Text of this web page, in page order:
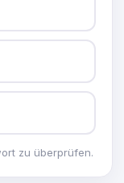
zu überprüfen.